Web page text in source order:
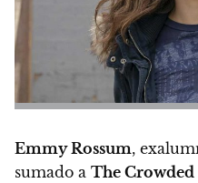
Emmy Rossum,
sumado a The